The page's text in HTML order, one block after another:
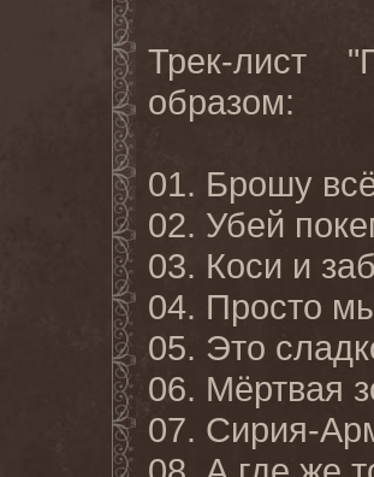
Трек-лист
образом:
01. Брошу
02. Убей
03. Коси и
04. Просто
05. Это
06. Мёртвая
07. Сирия-